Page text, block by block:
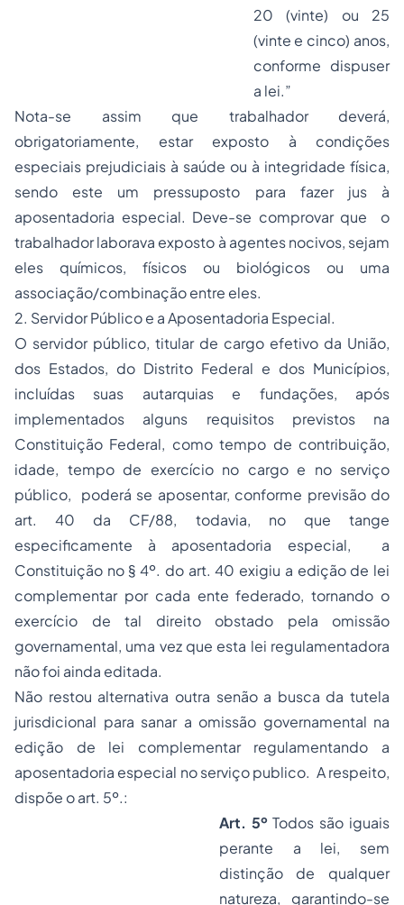
20 (vinte) ou 25
(vinte e cinco) anos,
conforme dispuser
a lei.”
Nota-se assim que trabalhador deverá,
obrigatoriamente, estar exposto à condições
especiais prejudiciais à saúde ou à integridade física,
sendo este um pressuposto para fazer jus à
aposentadoria especial. Deve-se comprovar que o
trabalhador laborava exposto à agentes nocivos, sejam
eles químicos, físicos ou biológicos ou uma
associação/combinação entre eles.
2. Servidor Público e a Aposentadoria Especial.
O servidor público, titular de cargo efetivo da União,
dos Estados, do Distrito Federal e dos Municípios,
incluídas suas autarquias e fundações, após
implementados alguns requisitos previstos na
Constituição Federal, como tempo de contribuição,
idade, tempo de exercício no cargo e no serviço
público, poderá se aposentar, conforme previsão do
art. 40 da CF/88, todavia, no que tange
especificamente à aposentadoria especial, a
Constituição no § 4º. do art. 40 exigiu a edição de lei
complementar por cada ente federado, tornando o
exercício de tal direito obstado pela omissão
governamental, uma vez que esta lei regulamentadora
não foi ainda editada.
Não restou alternativa outra senão a busca da tutela
jurisdicional para sanar a omissão governamental na
edição de lei complementar regulamentando a
aposentadoria especial no serviço publico. A respeito,
dispõe o art. 5º.:
Art. 5ºTodos são iguais
perante a lei, sem
distinção de qualquer
natureza, garantindo-se